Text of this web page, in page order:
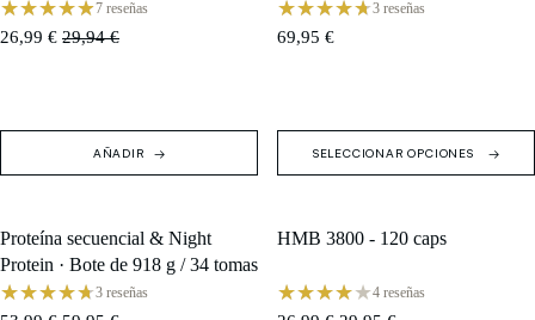
7 reseñas
26,99 € 29,94 €
AÑADIR
+ Shaker
3 reseñas
69,95 €
SELECCIONAR OPCIONES
OFERTA
Proteína secuencial & Night
Protein · Bote de 918 g / 34 tomas
3 reseñas
OFERTA
HMB 3800 - 120 caps
4 reseñas